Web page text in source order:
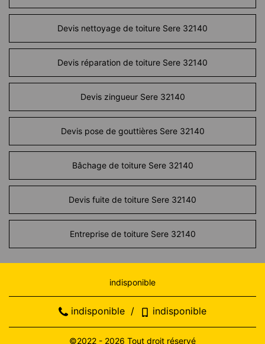
Devis nettoyage de toiture Sere 32140
Devis réparation de toiture Sere 32140
Devis zingueur Sere 32140
Devis pose de gouttières Sere 32140
Bâchage de toiture Sere 32140
Devis fuite de toiture Sere 32140
Entreprise de toiture Sere 32140
indisponible
indisponible / indisponible
©2022 - 2026 Tout droit réservé